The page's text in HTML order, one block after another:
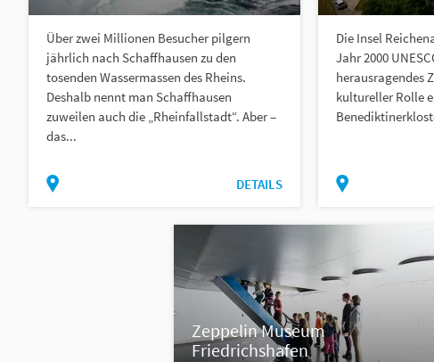
Über zwei Millionen Besucher pilgern
jährlich nach Schaffhausen zu den
tosenden Wassermassen des Rheins.
Deshalb nennt man Schaffhausen
zuweilen auch die „Rheinfallstadt“. Aber –
das...
DETAILS
Die Insel
Jahr 2000
herausragendes
kultureller Rolle
Zeppelin Museum
Friedrichshafen